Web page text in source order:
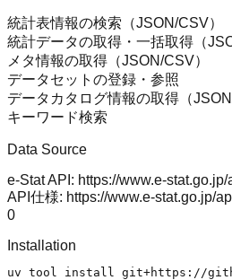
統計表情報の検索（JSON/CSV）
統計データの取得・一括取得（
メタ情報の取得（JSON/CSV）
データセットの登録・参照
データカタログ情報の取得（
キーワード検索
Data Source
e-Stat API: https://www.e-stat.go.jp/
API仕様: https://www.e-stat.go.jp/
0
Installation